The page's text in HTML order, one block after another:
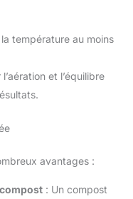
température au moins
et l’équilibre
avantages :
: Un compost